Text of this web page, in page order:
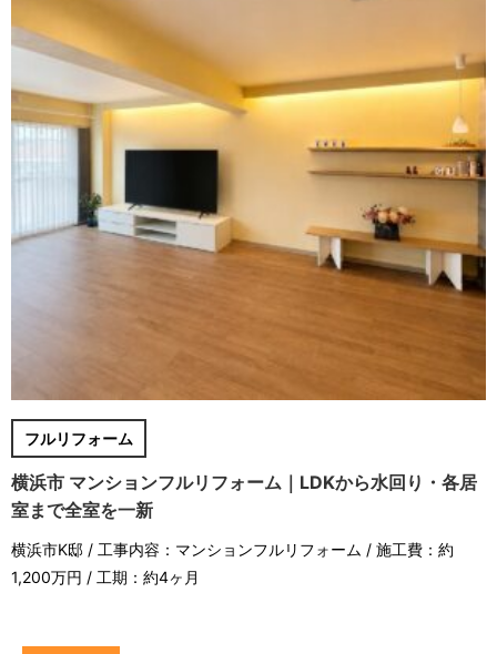
フルリフォーム
横浜市 マンションフルリフォーム｜LDKから水回り・各居
室まで全室を一新
横浜市K邸 / 工事内容：マンションフルリフォーム / 施工費：約
1,200万円 / 工期：約4ヶ月